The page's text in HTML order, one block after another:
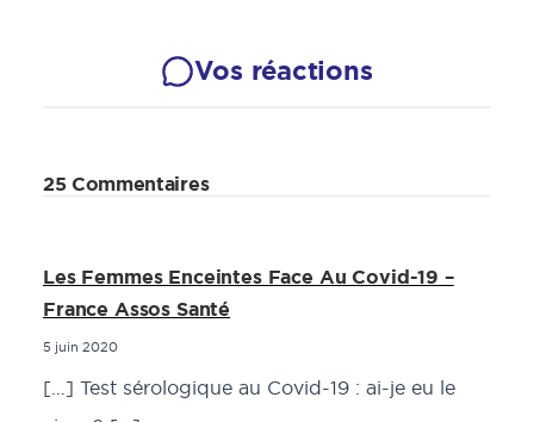
Vos réactions
25 Commentaires
Les Femmes Enceintes Face Au Covid-19 –
France Assos Santé
5 juin 2020
[…] Test sérologique au Covid-19 : ai-je eu le